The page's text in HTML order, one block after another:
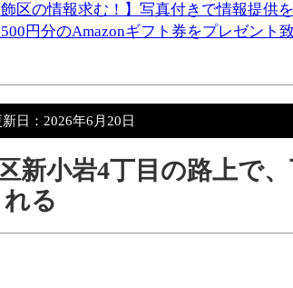
飾区の情報求む！】写真付きで情報提供
円分のAmazonギフト券をプレゼント
日： 2026年6月20日
新小岩4丁目の路上で
る